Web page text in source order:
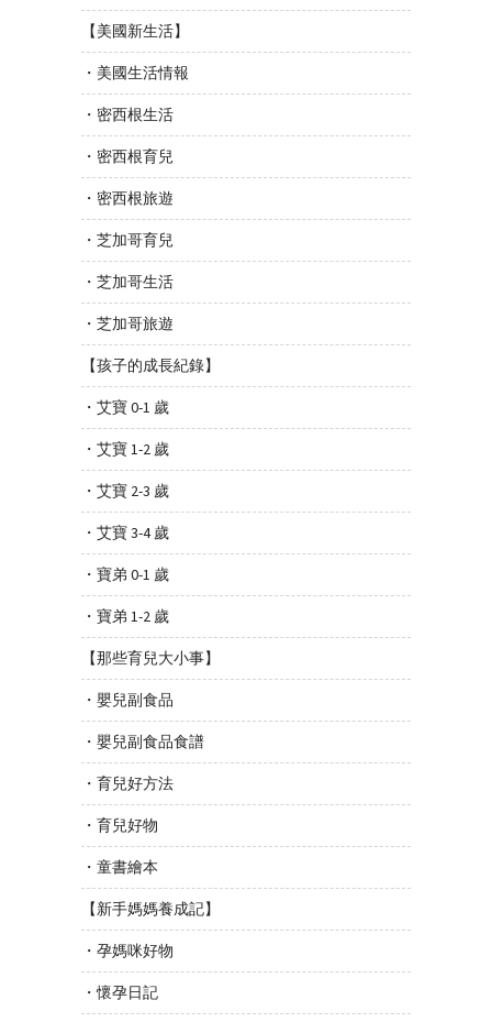
【美國新生活】
・美國生活情報
・密西根生活
・密西根育兒
・密西根旅遊
・芝加哥育兒
・芝加哥生活
・芝加哥旅遊
【孩子的成長紀錄】
・艾寶 0-1 歲
・艾寶 1-2 歲
・艾寶 2-3 歲
・艾寶 3-4 歲
・寶弟 0-1 歲
・寶弟 1-2 歲
【那些育兒大小事】
・嬰兒副食品
・嬰兒副食品食譜
・育兒好方法
・育兒好物
・童書繪本
【新手媽媽養成記】
・孕媽咪好物
・懷孕日記